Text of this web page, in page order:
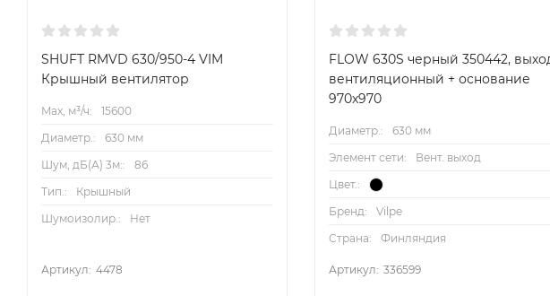
SHUFT RMVD 630/950-4 VIM
Крышный вентилятор
Max, м³/ч:
15600
Диаметр.:
630 мм
Шум, дБ(А) 3м::
86
Тип.:
Крышный
Шумоизолир.:
Нет
Артикул: 4478
FLOW 630S черный 350442,
вентиляционный + основание
970x970
Диаметр.:
630 мм
Элемент сети:
Вент. выход
Цвет.:
Бренд:
Vilpe
Страна:
Финляндия
Артикул: 336599